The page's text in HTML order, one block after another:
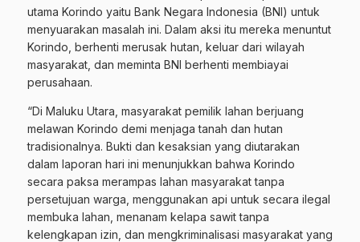
utama Korindo yaitu Bank Negara Indonesia (BNI) untuk
menyuarakan masalah ini. Dalam aksi itu mereka menuntut
Korindo, berhenti merusak hutan, keluar dari wilayah
masyarakat, dan meminta BNI berhenti membiayai
perusahaan.
“Di Maluku Utara, masyarakat pemilik lahan berjuang
melawan Korindo demi menjaga tanah dan hutan
tradisionalnya. Bukti dan kesaksian yang diutarakan
dalam laporan hari ini menunjukkan bahwa Korindo
secara paksa merampas lahan masyarakat tanpa
persetujuan warga, menggunakan api untuk secara ilegal
membuka lahan, menanam kelapa sawit tanpa
kelengkapan izin, dan mengkriminalisasi masyarakat yang